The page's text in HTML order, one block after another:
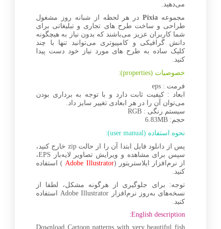
می‌دهید.
مجموعه Pixia در هر لحظه از شبانه روز مشغول
طراحی و ساخت طرح های تجاری و تبلیغاتی برای
شما کاربران عزیز می‌باشند که بدون نیاز به هیچگونه
دانش گرافیکی و کامپیوتری می‌توانید تنها با چند
کلیک ساده به طرح های مورد نیاز خود دست پیدا
کنید.
خصوصیات (properties):
فرمت : eps
ابعاد : کیفیت ثابت دارد و با توجه به برداری بودن
می‌توان آن را در هر ابعادی تغییر سایز داد.
سیستم رنگی : RGB
حجم: 6.83MB
نحوه استفاده (user manual):
پس از دانلود فایل ابتدا آن را از حالت zip خارج کنید،
سپس برای مشاهده و ویرایش تصاویر لایه‌باز EPS،
از نرم‌افزار ایلاستریتور (Adobe Illustrator) استفاده
کنید.
توجه: برای جلوگیری از هرگونه مشکل، لطفا از
نسخه‌های به‌روز نرم‌افزار Adobe Illustrator استفاده
کنید.
English description:
Download Cartoon patterns with very beautiful fish